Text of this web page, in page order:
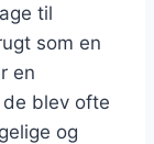
til
som en
en
blev ofte
og